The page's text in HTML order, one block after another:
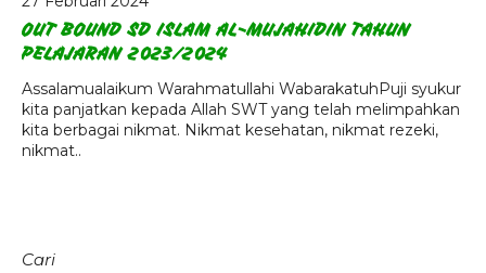
Agenda
Pengumuman
Download
Video
OUT BOUND SD ISLAM AL-MUJAHIDIN TAHUN
PELAJARAN 2023/2024
Assalamualaikum Warahmatullahi WabarakatuhPuji syukur
kita panjatkan kepada Allah SWT yang telah melimpahkan
kita berbagai nikmat. Nikmat kesehatan, nikmat rezeki,
nikmat..
Cari